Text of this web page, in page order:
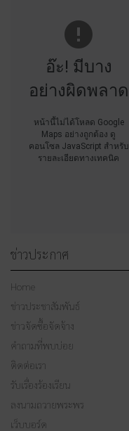
อ๊ะ! มีบาง
อย่างผิดพลาด
หน้านี้ไม่ได้โหลด Google
Maps อย่างถูกต้อง ดู
คอนโซล JavaScript สำหรับ
รายละเอียดทางเทคนิค
ข่าวประกาศ
Home
ข่าวประชาสัมพันธ์
ข่าวจัดซื้อจัดจ้าง
คำถามที่พบบ่อย
ติดต่อเรา
รับเรื่องร้องเรียน
ลงนามถวายพระพร
เว็บบอร์ด